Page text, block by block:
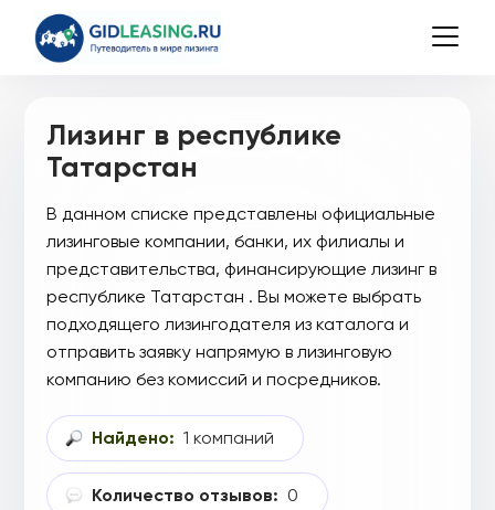
Лизинг в республике
Татарстан
В данном списке представлены официальные
лизинговые компании, банки, их филиалы и
представительства, финансирующие лизинг в
республике Татарстан . Вы можете выбрать
подходящего лизингодателя из каталога и
отправить заявку напрямую в лизинговую
компанию без комиссий и посредников.
Найдено: 1 компаний
Количество отзывов: 0